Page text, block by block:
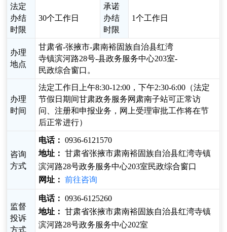
法定
办结
时限
30个工作日
承诺
办结
时限
1个工作日
办理
地点
甘肃省-张掖市-肃南裕固族自治县红湾
寺镇滨河路28号-县政务服务中心203室-
民政综合窗口。
办理
时间
法定工作日上午8:30-12:00，下午2:30-6:00（法定
节假日期间甘肃政务服务网肃南子站可正常访
问、注册和申报业务，网上受理审批工作将在节
后正常进行）
咨询
方式
电话： 0936-6121570
地址： 甘肃省张掖市肃南裕固族自治县红湾寺镇
滨河路28号政务服务中心203室民政综合窗口
网址： 前往咨询
监督
投诉
方式
电话： 0936-6125260
地址： 甘肃省张掖市肃南裕固族自治县红湾寺镇
滨河路28号政务服务中心202室